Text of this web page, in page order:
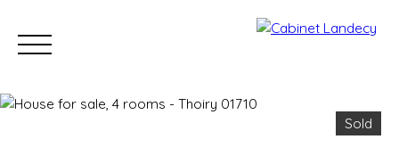
Sold